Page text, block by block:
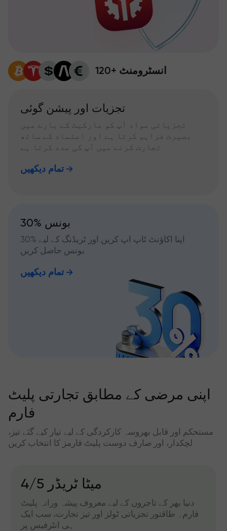
120+ انسٹرومنٹ
تجزیات اور پیشن گوئی
تجزیاتی مواد آپ کو مارکیٹ کے بارے میں
بصیرت فراہم کرتا ہے اور اعتماد کے ساتھ
تجارت کرنے میں آپ کی مدد کرتا ہے
تمام دیکھیں
30% بونس
اپنا اکاؤنٹ ٹاپ اپ کریں اور ٹریڈنگ کے لیے %30
بونس حاصل کریں
تمام دیکھیں
اپنی مرضی کے مطابق تجارتی پلیٹ
فارم
مستحکم اور قابل بھروسہ کارکردگی کے لیے تیار کیے گئے تیز،
لچکدار، اور صارف دوست پلیٹ فارمز کا انتخاب کریں
میٹا ٹریڈر 4/5
دنیا بھر کے تاجروں کے لیے معروف پیشہ ورانہ پلیٹ
فارم۔ طاقتور تجزیاتی ٹولز اور تیز تجارت، سب ایک
ہی انٹرفیس پر